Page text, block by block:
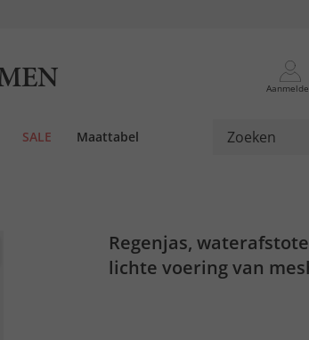
SALE Maattabel
Regenjas,
lichte voering van